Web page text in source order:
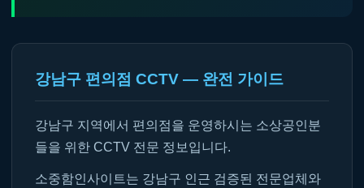
강남구 편의점 CCTV — 완전 가이드
강남구 지역에서 편의점을 운영하시는 소상공인분
들을 위한 CCTV 전문 정보입니다.
소중함인사이트는 강남구 인근 검증된 전문업체와